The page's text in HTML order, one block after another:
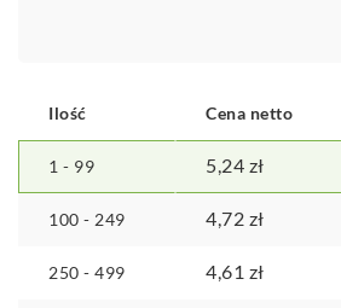
Ilość Cena netto
1 - 99 5,24 zł
100 - 249 4,72 zł
250 - 499 4,61 zł